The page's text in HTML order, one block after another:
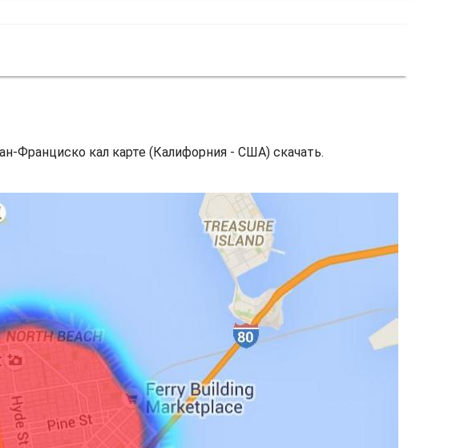
Франциско кал карте (Калифорния - США) скачать.